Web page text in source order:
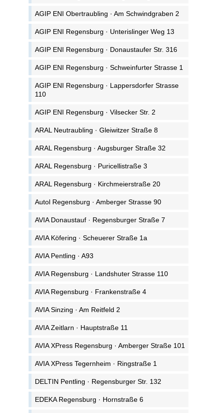
AGIP ENI Obertraubling · Am Schwindgraben 2
AGIP ENI Regensburg · Unterislinger Weg 13
AGIP ENI Regensburg · Donaustaufer Str. 316
AGIP ENI Regensburg · Schweinfurter Strasse 1
AGIP ENI Regensburg · Lappersdorfer Strasse
110
AGIP ENI Regensburg · Vilsecker Str. 2
ARAL Neutraubling · Gleiwitzer Straße 8
ARAL Regensburg · Augsburger Straße 32
ARAL Regensburg · Puricellistraße 3
ARAL Regensburg · Kirchmeierstraße 20
Autol Regensburg · Amberger Strasse 90
AVIA Donaustauf · Regensburger Straße 7
AVIA Köfering · Scheuerer Straße 1a
AVIA Pentling · A93
AVIA Regensburg · Landshuter Strasse 110
AVIA Regensburg · Frankenstraße 4
AVIA Sinzing · Am Reitfeld 2
AVIA Zeitlarn · Hauptstraße 11
AVIA XPress Regensburg · Amberger Straße 101
AVIA XPress Tegernheim · Ringstraße 1
DELTIN Pentling · Regensburger Str. 132
EDEKA Regensburg · Hornstraße 6